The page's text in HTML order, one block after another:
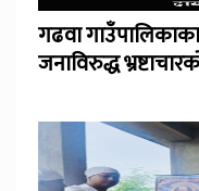
गढवा
जनाविरुद्ध